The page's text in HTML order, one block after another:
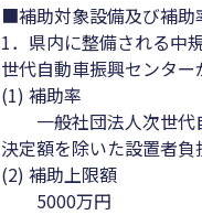
■補助対象設備及び補助
1．県内に整備される中
世代自動車振興センタ
(1) 補助率
一般社団法人次世代
決定額を除いた設置者
(2) 補助上限額
5000万円